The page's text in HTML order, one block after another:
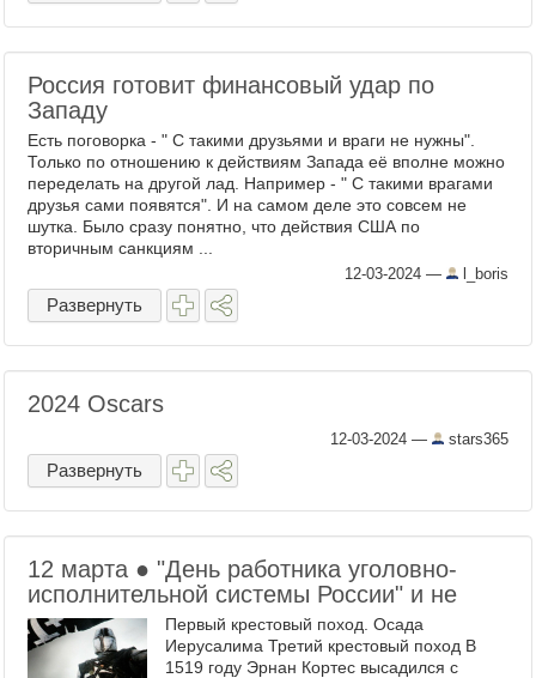
Россия готовит финансовый удар по
Западу
Есть поговорка - " С такими друзьями и враги не нужны".
Только по отношению к действиям Запада её вполне можно
переделать на другой лад. Например - " С такими врагами
друзья сами появятся". И на самом деле это совсем не
шутка. Было сразу понятно, что действия США по
вторичным санкциям ...
12-03-2024 — l_boris
Развернуть
2024 Oscars
12-03-2024 — stars365
Развернуть
12 марта ● "День работника уголовно-
исполнительной системы России" и не
Первый крестовый поход. Осада
Иерусалима Третий крестовый поход В
1519 году Эрнан Кортес высадился с